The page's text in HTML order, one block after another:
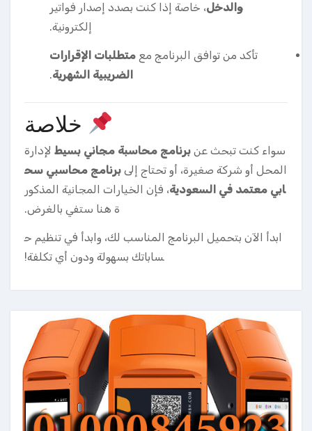
والدخل، خاصة إذا كنت بصدد إصدار فواتير
إلكترونية.
تأكد من توافق البرنامج مع متطلبات الإقرارات
الضريبية الشهرية.
خلاصة
سواء كنت تبحث عن برنامج محاسبة مجاني بسيط لإدارة
المحل أو شركة صغيرة، أو تحتاج إلى برنامج محاسبي سح
ابي معتمد في السعودية، فإن الخيارات المجانية المذكور
ة هنا ستفي بالغرض.
ابدأ الآن بتحميل البرنامج المناسب لك، وابدأ في تنظيم ح
ساباتك بسهولة ودون أي تكلفة!